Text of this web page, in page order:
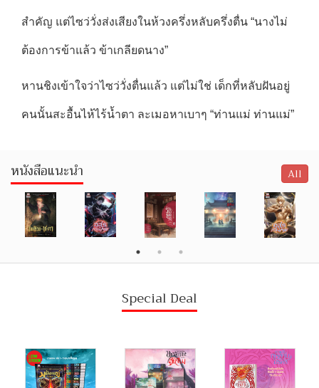
สำคัญ แต่ไซว่วั่งส่งเสียงในห้วงครึ่งหลับครึ่งตื่น “นางไม่
ต้องการข้าแล้ว ข้าเกลียดนาง”
หานชิงเข้าใจว่าไซว่วั่งตื่นแล้ว แต่ไม่ใช่ เด็กที่หลับฝันอยู่
คนนั้นสะอื้นไห้ไร้น้ำตา ละเมอหาเบาๆ “ท่านแม่ ท่านแม่”
หนังสือแนะนำ All
Special Deal